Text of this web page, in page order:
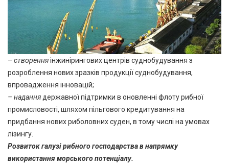
– створенняінжинірингових центрів суднобудування з
розроблення нових зразків продукції суднобудування,
впровадження інновацій;
– надання державної підтримки в оновленні флоту рибної
промисловості, шляхом пільгового кредитування на
придбання нових риболовних суден, в тому числі на умовах
лізингу.
Розвиток галузі рибного господарства в напрямку
використання морського потенціалу.